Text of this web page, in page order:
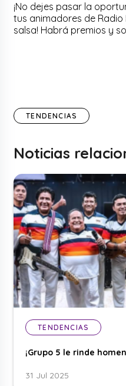
¡No dejes pasar la
tus animadores de
salsa! Habrá premios y
TENDENCIAS
Noticias
TENDENCIAS
¡Grupo 5 le rinde
31 Jul 2025